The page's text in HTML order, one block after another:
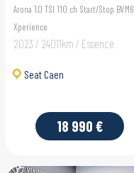
Arona 1.0 TSI 110 ch Start/Stop BVM6
Xperience
2023 / 24011km / Essence
Seat Caen
18 990 €